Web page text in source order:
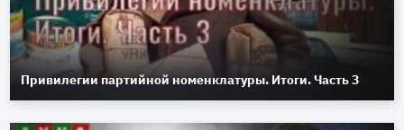
Привилегии партийной номенклатуры. Итоги. Часть 3